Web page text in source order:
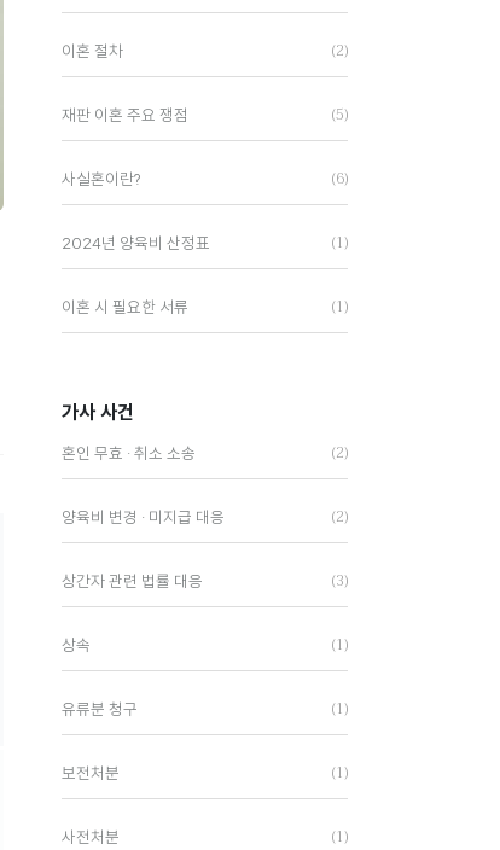
이혼 절차 (2)
재판 이혼 주요 쟁점 (5)
사실혼이란? (6)
2024년 양육비 산정표 (1)
이혼 시 필요한 서류 (1)
가사 사건
혼인 무효 · 취소 소송 (2)
양육비 변경 · 미지급 대응 (2)
상간자 관련 법률 대응 (3)
상속 (1)
유류분 청구 (1)
보전처분 (1)
사전처분 (1)